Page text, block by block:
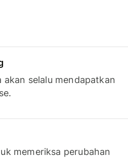
akan selalu mendapatkan
memeriksa perubahan